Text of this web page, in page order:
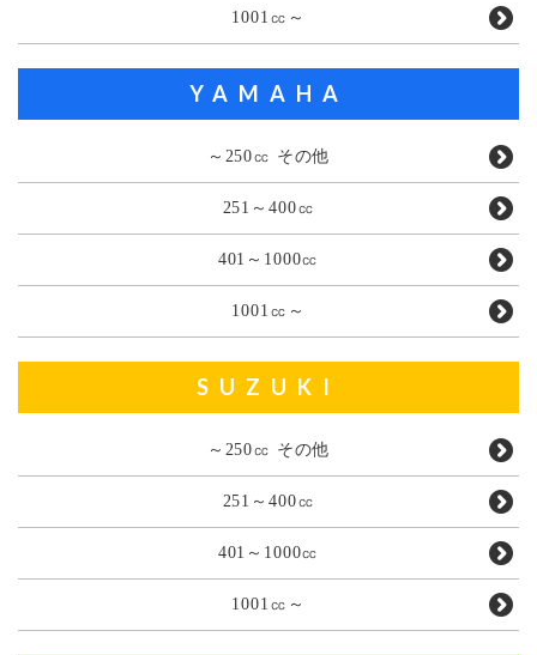
1001㏄～
YAMAHA
～250㏄ その他
251～400㏄
401～1000㏄
1001㏄～
SUZUKI
～250㏄ その他
251～400㏄
401～1000㏄
1001㏄～